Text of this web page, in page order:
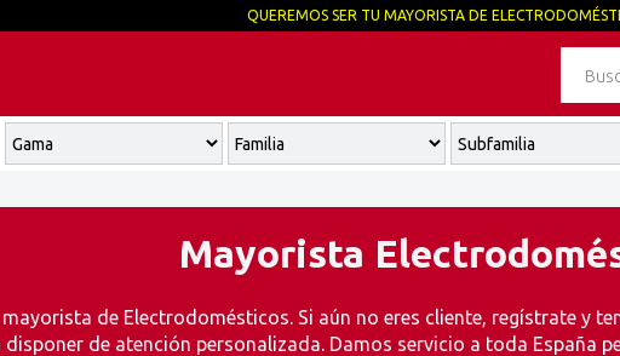
Mayorista
de Electrodomésticos. Si aún no eres cliente, regístrate y
disponer de atención personalizada. Damos servicio a toda España
QUEREMOS SER TU MAYORISTA DE